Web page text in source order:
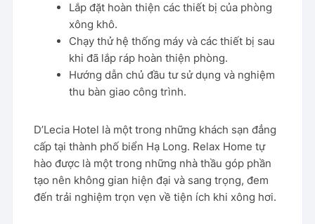
Lắp đặt hoàn thiện các thiết bị của phòng
xông khô.
Chạy thử hệ thống máy và các thiết bị sau
khi đã lắp ráp hoàn thiện phòng.
Hướng dẫn chủ đầu tư sử dụng và nghiệm
thu bàn giao công trình.
D’Lecia Hotel là một trong những khách sạn đẳng
cấp tại thành phố biển Hạ Long. Relax Home tự
hào được là một trong những nhà thầu góp phần
tạo nên không gian hiện đại và sang trọng, đem
đến trải nghiệm trọn vẹn về tiện ích khi xông hơi.